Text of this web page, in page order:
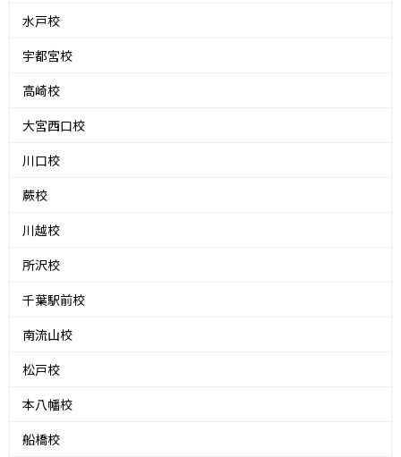
水戸校
宇都宮校
高崎校
大宮西口校
川口校
蕨校
川越校
所沢校
千葉駅前校
南流山校
松戸校
本八幡校
船橋校